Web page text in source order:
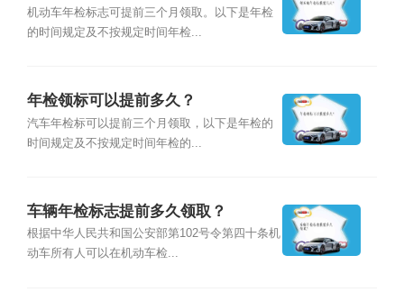
机动车年检标志可提前三个月领取。以下是年检
的时间规定及不按规定时间年检...
年检领标可以提前多久？
汽车年检标可以提前三个月领取，以下是年检的
时间规定及不按规定时间年检的...
车辆年检标志提前多久领取？
根据中华人民共和国公安部第102号令第四十条机
动车所有人可以在机动车检...